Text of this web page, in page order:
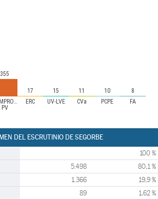
PV
ERC UV-LVE CVa PCPE FA
355
17 15 11 10 8
DEL ESCRUTINIO DE SEGORBE
100 %
5.498 80,1 %
1.366 19,9 %
89 1,62 %